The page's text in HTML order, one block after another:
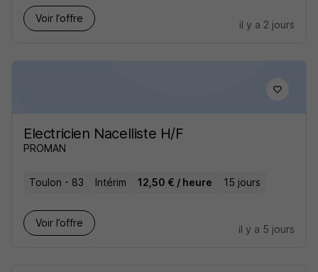
Voir l’offre
il y a 2 jours
Electricien Nacelliste H/F
PROMAN
Toulon - 83 Intérim 12,50 € / heure 15 jours
Voir l’offre
il y a 5 jours